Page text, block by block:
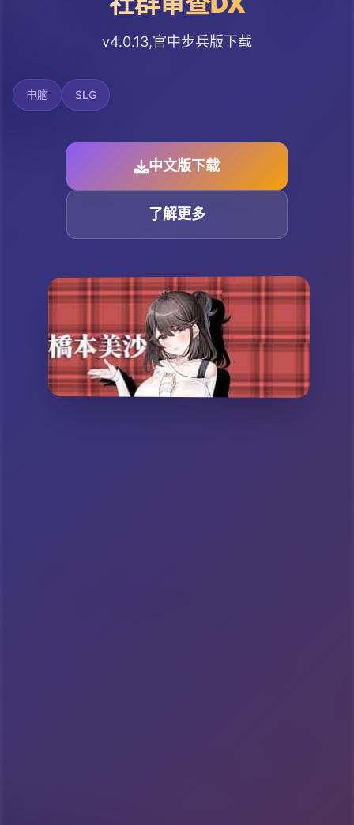
v4.0.13,官中步兵版下载
电脑 SLG
中文版下载
了解更多